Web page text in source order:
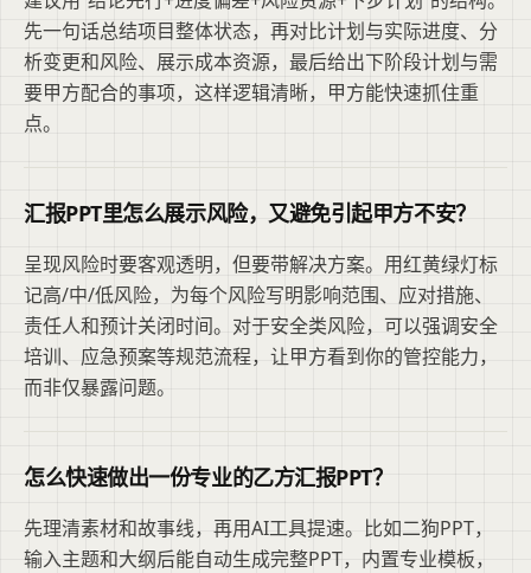
先一句话总结项目整体状态，再对比计划与实际进度、分
析变更和风险、展示成本资源，最后给出下阶段计划与需
要甲方配合的事项，这样逻辑清晰，甲方能快速抓住重
点。
汇报PPT里怎么展示风险，又避免引起甲方不安？
呈现风险时要客观透明，但要带解决方案。用红黄绿灯标
记高/中/低风险，为每个风险写明影响范围、应对措施、
责任人和预计关闭时间。对于安全类风险，可以强调安全
培训、应急预案等规范流程，让甲方看到你的管控能力，
而非仅暴露问题。
怎么快速做出一份专业的乙方汇报PPT？
先理清素材和故事线，再用AI工具提速。比如二狗PPT，
输入主题和大纲后能自动生成完整PPT，内置专业模板，